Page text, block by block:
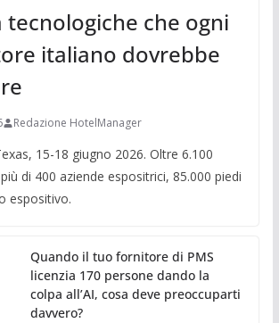
tecnologiche che ogni
italiano dovrebbe
Redazione HotelManager
15-18 giugno 2026. Oltre 6.100
di 400 aziende espositrici, 85.000 piedi
espositivo.
Quando il tuo fornitore di PMS
licenzia 170 persone dando la
colpa all’AI, cosa deve preoccuparti
davvero?